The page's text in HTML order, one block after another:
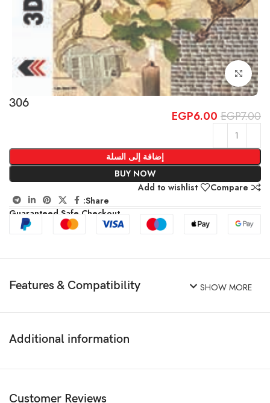
Click to enlarge
306
EGP7.00
EGP6.00
إضافة إلى السلة
BUY NOW
Compare
Add to wishlist
Share:
Guaranteed Safe Checkout
Features & Compatibility SHOW MORE
Additional information
Customer Reviews